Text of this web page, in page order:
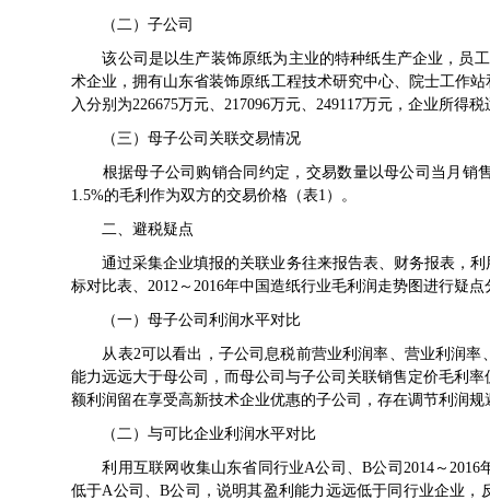
（二）子公司
该公司是以生产装饰原纸为主业的特种纸生产企业，员工
术企业，拥有山东省装饰原纸工程技术研究中心、院士工作
入分别为226675万元、217096万元、249117万元，企业所得
（三）母子公司关联交易情况
根据母子公司购销合同约定，交易数量以母公司当月销
1.5%的毛利作为双方的交易价格（表1）。
二、避税疑点
通过采集企业填报的关联业务往来报告表、财务报表，利
标对比表、2012～2016年中国造纸行业毛利润走势图进行疑点
（一）母子公司利润水平对比
从表2可以看出，子公司息税前营业利润率、营业利润率
能力远远大于母公司，而母公司与子公司关联销售定价毛利
额利润留在享受高新技术企业优惠的子公司，存在调节利润
（二）与可比企业利润水平对比
利用互联网收集山东省同行业A公司、B公司2014～2016
低于A公司、B公司，说明其盈利能力远远低于同行业企业